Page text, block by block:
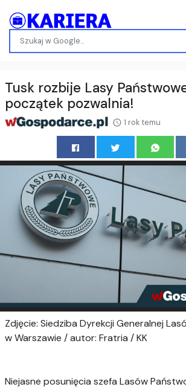
Tusk rozbije Lasy
początek pozwalnia!
1 rok temu
Zdjęcie: Siedziba Dyrekcji Generalnej
w Warszawie / autor: Fratria / KK
Niejasne posunięcia szefa Lasów